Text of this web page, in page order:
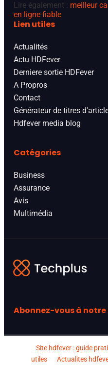
Lire également : meilleur
en ligne fiable
Lien utiles
Actualités
Actu HDFever
Derniere sortie HDFever
A Propros
Contact
Générateur de titres
Hdfever media blog
Catégories
Business
Assurance
Avis
Multimédia
Abonnez-vous à
Site hdfever : guide
utiles
Actualites